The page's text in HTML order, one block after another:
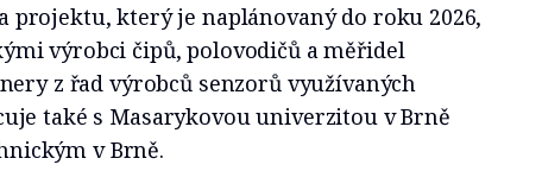
projektu, který je naplánovaný do roku 2026,
výrobci čipů, polovodičů a měřidel
z řad výrobců senzorů využívaných
také s Masarykovou univerzitou v Brně
v Brně.